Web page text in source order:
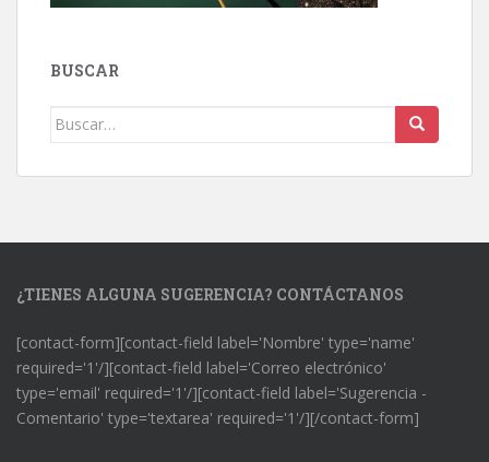
BUSCAR
Buscar:
¿TIENES ALGUNA SUGERENCIA? CONTÁCTANOS
[contact-form][contact-field label='Nombre' type='name'
required='1'/][contact-field label='Correo electrónico'
type='email' required='1'/][contact-field label='Sugerencia -
Comentario' type='textarea' required='1'/][/contact-form]